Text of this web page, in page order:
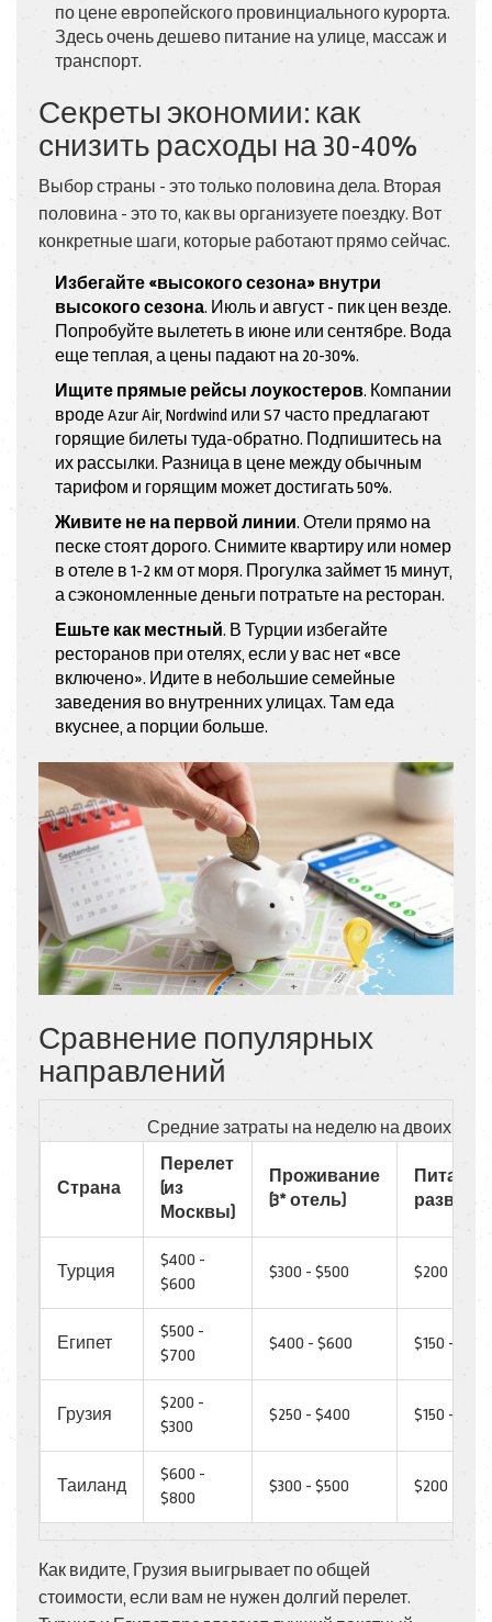
по цене европейского провинциального курорта.
Здесь очень дешево питание на улице, массаж и
транспорт.
Секреты экономии: как
снизить расходы на 30-40%
Выбор страны - это только половина дела. Вторая
половина - это то, как вы организуете поездку. Вот
конкретные шаги, которые работают прямо сейчас.
Избегайте «высокого сезона» внутри
высокого сезона. Июль и август - пик цен везде.
Попробуйте вылететь в июне или сентябре. Вода
еще теплая, а цены падают на 20-30%.
Ищите прямые рейсы лоукостеров. Компании
вроде Azur Air, Nordwind или S7 часто предлагают
горящие билеты туда-обратно. Подпишитесь на
их рассылки. Разница в цене между обычным
тарифом и горящим может достигать 50%.
Живите не на первой линии. Отели прямо на
песке стоят дорого. Снимите квартиру или номер
в отеле в 1-2 км от моря. Прогулка займет 15 минут,
а сэкономленные деньги потратьте на ресторан.
Ешьте как местный. В Турции избегайте
ресторанов при отелях, если у вас нет «все
включено». Идите в небольшие семейные
заведения во внутренних улицах. Там еда
вкуснее, а порции больше.
Сравнение популярных
направлений
Средние затраты на неделю на двоих в
Страна
Перелет
(из
Москвы)
Проживание
(3* отель)
Питание
Турция
$400 -
$600
$300 - $500 $200 -
Египет
$500 -
$700
$400 - $600 $150 - $250
Грузия
$200 -
$300
$250 - $400 $150 - $200
Таиланд
$600 -
$800
$300 - $500 $200 -
Как видите, Грузия выигрывает по общей
стоимости, если вам не нужен долгий перелет.